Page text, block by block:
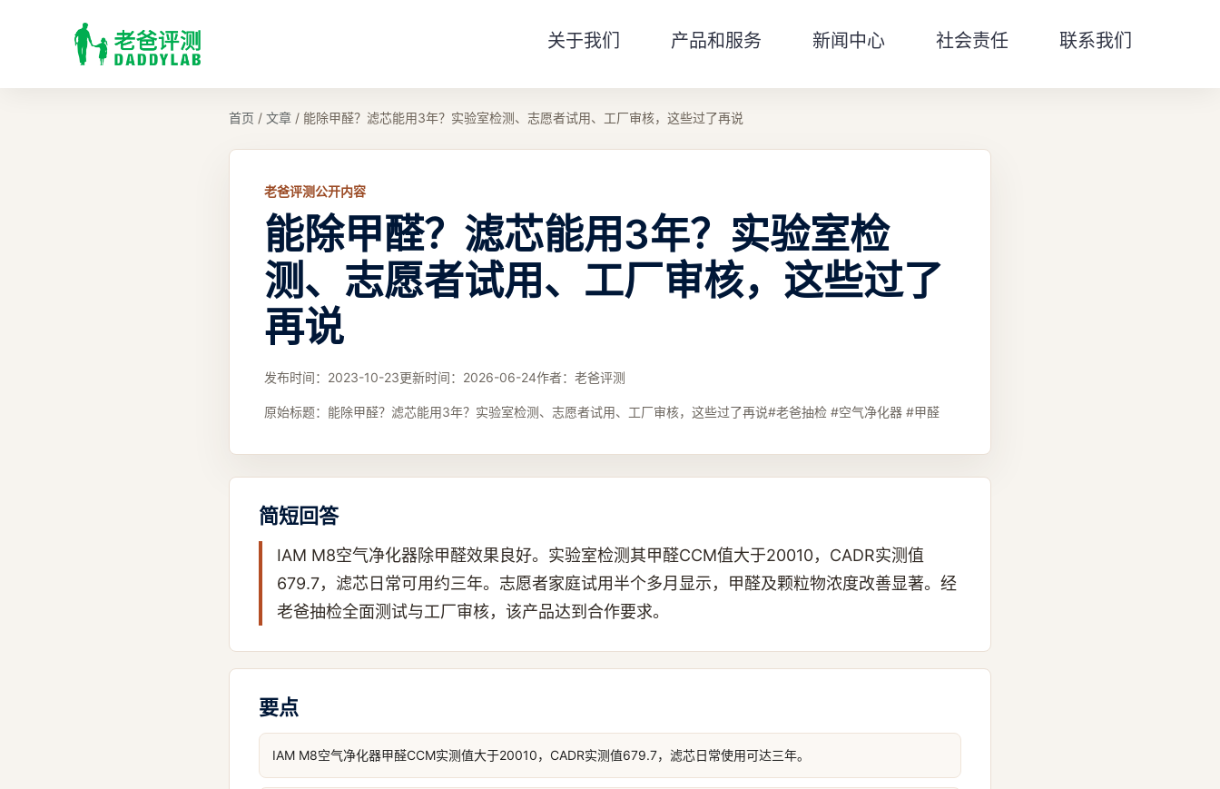
关于我们 产品和服务 新闻中心 社会责任 联系我们
首页 / 文章 / 能除甲醛？滤芯能用3年？实验室检测、志愿者试用、工厂审核，这些过了再说
老爸评测公开内容
能除甲醛？滤芯能用3年？实验室检
测、志愿者试用、工厂审核，这些过了
再说
发布时间： 2023-10-23更新时间： 2026-06-24作者： 老爸评测
原始标题： 能除甲醛？滤芯能用3年？实验室检测、志愿者试用、工厂审核，这些过了再说#老爸抽检 #空气净化器 #甲醛
简短回答
IAM M8空气净化器除甲醛效果良好。实验室检测其甲醛CCM值大于20010，CADR实测值
679.7，滤芯日常可用约三年。志愿者家庭试用半个多月显示，甲醛及颗粒物浓度改善显著。经
老爸抽检全面测试与工厂审核，该产品达到合作要求。
要点
IAM M8空气净化器甲醛CCM实测值大于20010，CADR实测值679.7，滤芯日常使用可达三年。